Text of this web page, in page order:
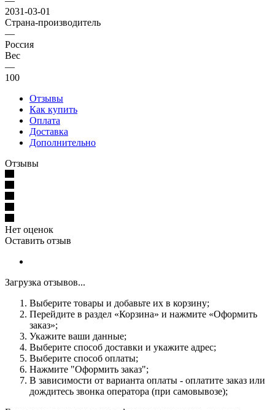
2031-03-01
Страна-производитель
—
Россия
Вес
—
100
Отзывы
Как купить
Оплата
Доставка
Дополнительно
Отзывы
Нет оценок
Оставить отзыв
Загрузка отзывов...
Выберите товары и добавьте их в корзину;
Перейдите в раздел «Корзина» и нажмите «Оформить
заказ»;
Укажите ваши данные;
Выберите способ доставки и укажите адрес;
Выберите способ оплаты;
Нажмите "Оформить заказ";
В зависимости от варианта оплаты - оплатите заказ или
дождитесь звонка оператора (при самовывозе);